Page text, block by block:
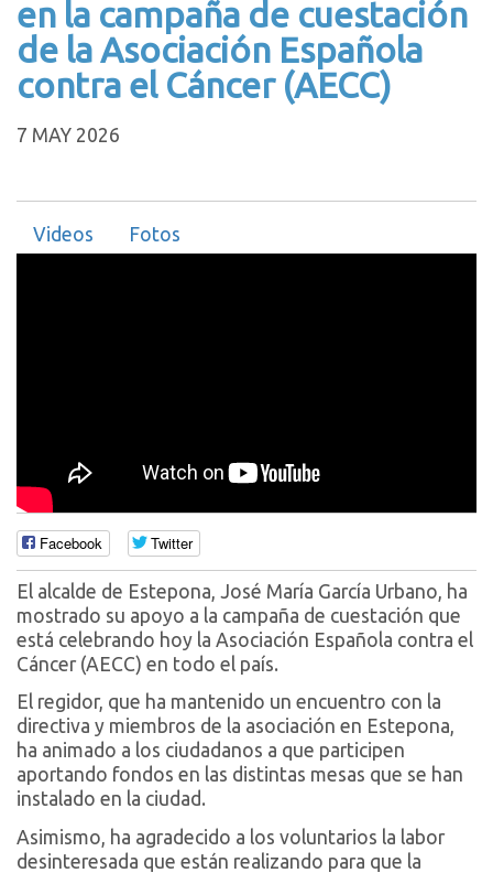
en la campaña de cuestación
de la Asociación Española
contra el Cáncer (AECC)
7 MAY 2026
Videos Fotos
Facebook Twitter
El alcalde de Estepona, José María García Urbano, ha
mostrado su apoyo a la campaña de cuestación que
está celebrando hoy la Asociación Española contra el
Cáncer (AECC) en todo el país.
El regidor, que ha mantenido un encuentro con la
directiva y miembros de la asociación en Estepona,
ha animado a los ciudadanos a que participen
aportando fondos en las distintas mesas que se han
instalado en la ciudad.
Asimismo, ha agradecido a los voluntarios la labor
desinteresada que están realizando para que la